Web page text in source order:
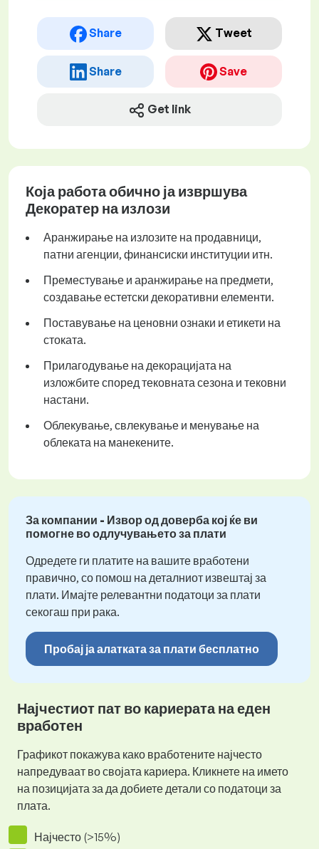
Share Tweet
Share Save
Get link
Која работа обично ја извршува
Декоратер на излози
Аранжирање на излозите на продавници,
патни агенции, финансиски институции итн.
Преместување и аранжирање на предмети,
создавање естетски декоративни елементи.
Поставување на ценовни ознаки и етикети на
стоката.
Прилагодување на декорацијата на
изложбите според тековната сезона и тековни
настани.
Облекување, свлекување и менување на
облеката на манекените.
За компании - Извор од доверба кој ќе ви
помогне во одлучувањето за плати
Одредете ги платите на вашите вработени
правично, со помош на деталниот извештај за
плати. Имајте релевантни податоци за плати
секогаш при рака.
Пробај ја алатката за плати бесплатно
Најчестиот пат во кариерата на еден
вработен
Графикот покажува како вработените најчесто
напредуваат во својата кариера. Кликнете на името
на позицијата за да добиете детали со податоци за
плата.
Најчесто (>15%)